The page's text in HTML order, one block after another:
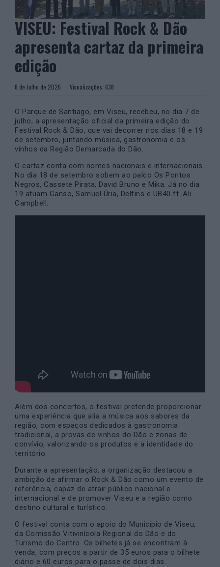
VISEU: Festival Rock & Dão
apresenta cartaz da primeira
edição
8 de Julho de 2026 Visualizações: 638
O Parque de Santiago, em Viseu, recebeu, no dia 7 de
julho, a apresentação oficial da primeira edição do
Festival Rock & Dão, que vai decorrer nos dias 18 e 19
de setembro, juntando música, gastronomia e os
vinhos da Região Demarcada do Dão.
O cartaz conta com nomes nacionais e internacionais.
No dia 18 de setembro sobem ao palco Os Pontos
Negros, Cassete Pirata, David Bruno e Mika. Já no dia
19 atuam Ganso, Samuel Úria, Delfins e UB40 ft. Ali
Campbell.
Além dos concertos, o festival pretende proporcionar
uma experiência que alia a música aos sabores da
região, com espaços dedicados à gastronomia
tradicional, a provas de vinhos do Dão e zonas de
convívio, valorizando os produtos e a identidade do
território.
Durante a apresentação, a organização destacou a
ambição de afirmar o Rock & Dão como um evento de
referência, capaz de atrair público nacional e
internacional e de promover Viseu e a região como
destino cultural e turístico.
O festival conta com o apoio do Município de Viseu,
da Comissão Vitivinícola Regional do Dão e do
Turismo do Centro. Os bilhetes já se encontram à
venda, com preços a partir de 35 euros para o bilhete
diário e 60 euros para o passe de dois dias.